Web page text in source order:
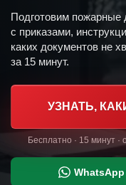
Подготовим пожарные
с приказами,
каких документов не
за 15 минут.
УЗНАТЬ,
Бесплатно · 15 минут
WhatsApp